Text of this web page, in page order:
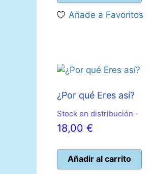
19,99 €.
es:
17,95 €.
Añade a Favoritos
¿Por qué Eres así?
Stock en distribución -
18,00 €
Añadir al carrito